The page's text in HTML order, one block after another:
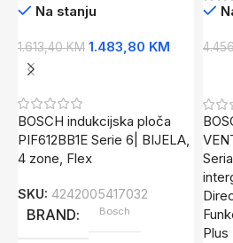
Na stanju
1.613,40KM 1.483,80 KM
Dodaj U Korpu
BOSCH indukcijska ploča
PIF612BB1E Serie 6| BIJELA,
4 zone, Flex
SKU: 4242005417032
BRAND Bosch
Plus